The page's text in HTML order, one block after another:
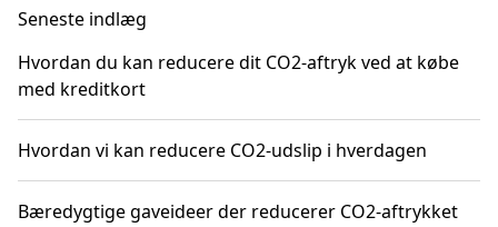
Seneste indlæg
Hvordan du kan reducere dit CO2-aftryk ved at købe
med kreditkort
Hvordan vi kan reducere CO2-udslip i hverdagen
Bæredygtige gaveideer der reducerer CO2-aftrykket